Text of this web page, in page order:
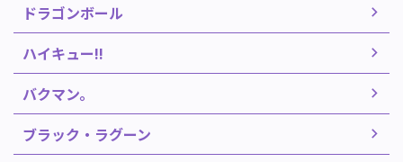
ドラゴンボール
ハイキュー!!
バクマン。
ブラック・ラグーン